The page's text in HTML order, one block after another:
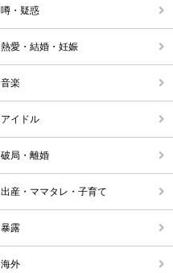
噂・疑惑
熱愛・結婚・妊娠
音楽
アイドル
破局・離婚
出産・ママタレ・子育て
暴露
海外